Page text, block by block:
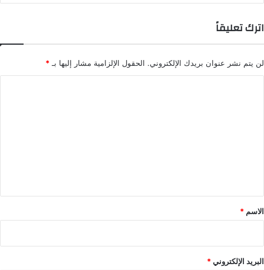
اترك تعليقاً
لن يتم نشر عنوان بريدك الإلكتروني. الحقول الإلزامية مشار إليها بـ *
*
الاسم *
البريد الإلكتروني*